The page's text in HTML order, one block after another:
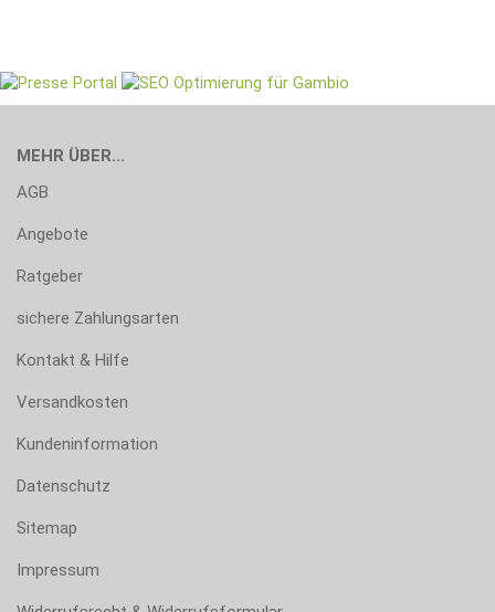
MEHR ÜBER...
AGB
Angebote
Ratgeber
sichere Zahlungsarten
Kontakt & Hilfe
Versandkosten
Kundeninformation
Datenschutz
Sitemap
Impressum